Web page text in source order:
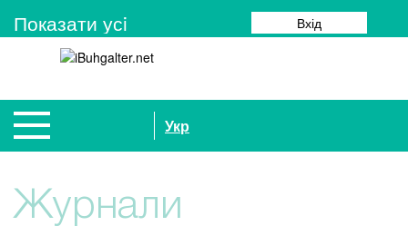
Показати усi Вхід
Укр
Журнали